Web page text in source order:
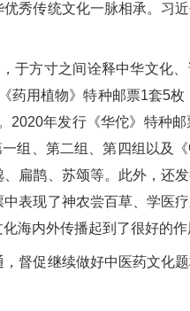
秀传统文化一脉相承。习
于方寸之间诠释中华文化
药用植物》特种邮票1套5枚
年发行《华佗》特种邮
组、第二组、第四组以及
扁鹊、苏颂等。此外，还
表现了神农尝百草、学医
海内外传播起到了很好的作
督促继续做好中医药文化